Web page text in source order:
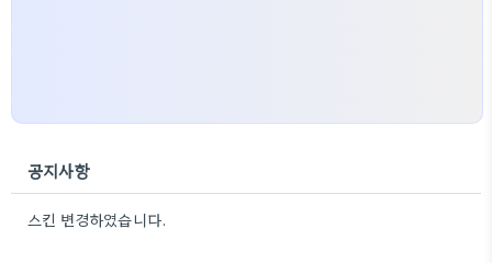
공지사항
스킨 변경하였습니다.